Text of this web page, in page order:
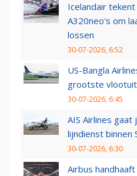
Icelandair
A320neo's om
lossen
30-07-2026, 6:52
US-Bangla
grootste
30-07-2026, 6:45
AIS Airlines
lijndienst binnen
30-07-2026, 6:30
Airbus